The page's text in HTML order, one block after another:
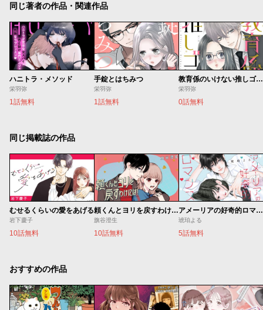
同じ著者の作品・関連作品
ハニトラ・メソッド
栄羽弥
1話無料
手錠とはちみつ
栄羽弥
1話無料
教育係のいけない推しゴト。
栄羽弥
0話無料
同じ掲載誌の作品
むせるくらいの愛をあげる
岩下慶子
10話無料
頼くんとヨリを戻すわけには！
旗谷澄生
10話無料
アメーリアの好奇的ロマンス
琥珀よる
5話無料
おすすめの作品